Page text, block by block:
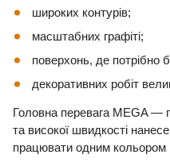
широких контурів;
масштабних графіті;
поверхонь, де потрібно
декоративних робіт
Головна перевага MEGA —
та високої швидкості
працювати одним кольором